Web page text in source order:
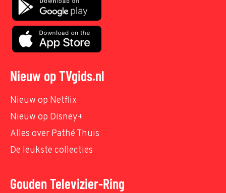
Nieuw op TVgids.nl
Nieuw op Netflix
Nieuw op Disney+
Alles over Pathé Thuis
De leukste collecties
Gouden Televizier-Ring